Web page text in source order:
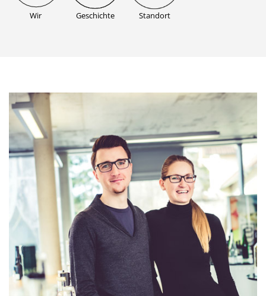
Wir Geschichte Standort